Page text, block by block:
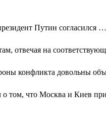
Путин согласился
отвечая на
конфликта довольны
том, что Москва и Киев